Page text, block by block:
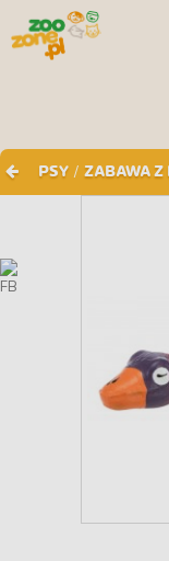
PSY / ZABAWA Z